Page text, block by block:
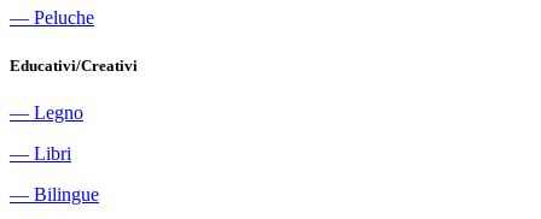
― Peluche
Educativi/Creativi
― Legno
― Libri
― Bilingue